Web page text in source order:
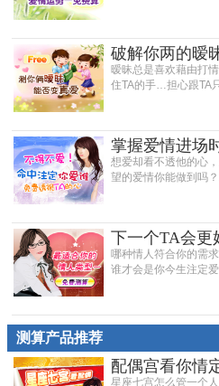
破解你两的暧
暧昧总是喜欢藉由打
住TA的手…担心跟TA
掌握爱情进场
想爱却看不透他的心
望的爱情你能做到吗？
下一个TA会更
哪种情人符合你的需
谁才会是你今生注定爱
测算产品推荐
配偶宫看你情
星座七宫怎么管一个